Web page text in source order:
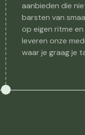
aanbieden die
barsten van
op eigen ritme
leveren onze
waar je graag je